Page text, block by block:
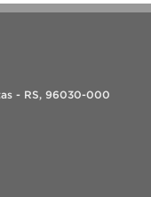
- RS, 96030-000